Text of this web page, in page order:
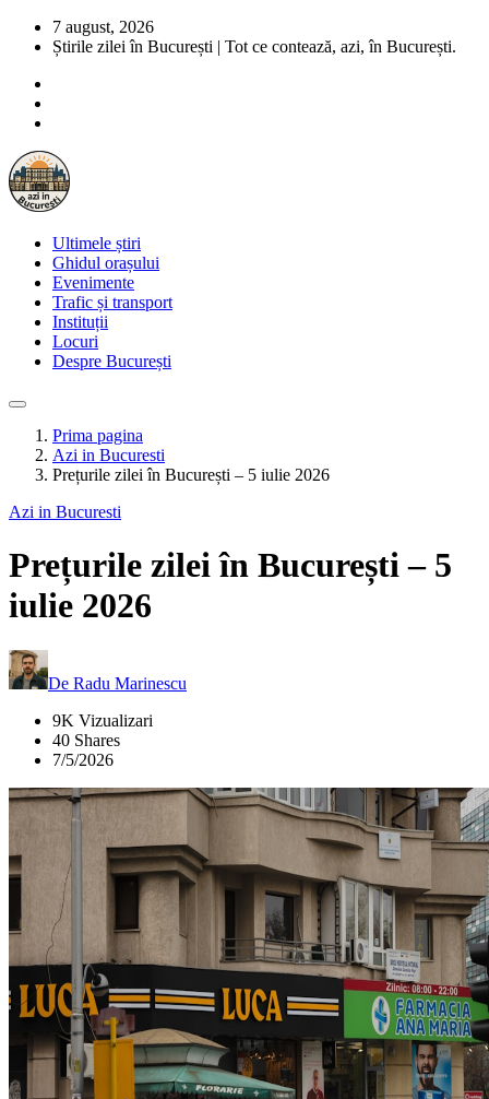
7 august, 2026
Știrile zilei în București | Tot ce contează, azi, în București.
Ultimele știri
Ghidul orașului
Evenimente
Trafic și transport
Instituții
Locuri
Despre București
Prima pagina
Azi in Bucuresti
Prețurile zilei în București – 5 iulie 2026
Azi in Bucuresti
Prețurile zilei în București – 5
iulie 2026
De Radu Marinescu
9K Vizualizari
40 Shares
7/5/2026